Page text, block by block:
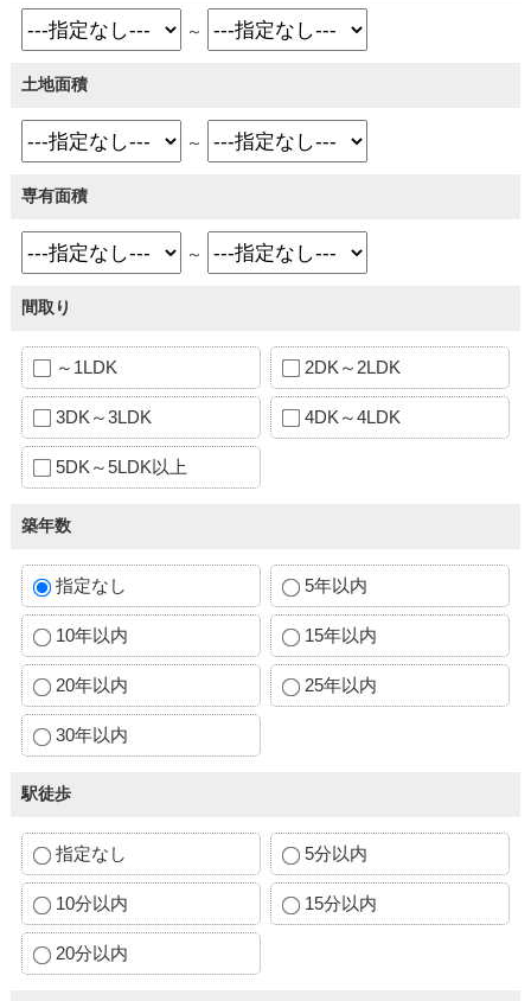
～
土地面積
～
専有面積
～
間取り
～1LDK 2DK～2LDK
3DK～3LDK 4DK～4LDK
5DK～5LDK以上
築年数
指定なし 5年以内
10年以内 15年以内
20年以内 25年以内
30年以内
駅徒歩
指定なし 5分以内
10分以内 15分以内
20分以内